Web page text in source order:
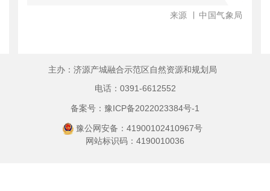
来源 ∣ 中国气象局
主办：济源产城融合示范区自然资源和规划局
电话：0391-6612552
备案号：豫ICP备2022023384号-1
豫公网安备：41900102410967号
网站标识码：4190010036